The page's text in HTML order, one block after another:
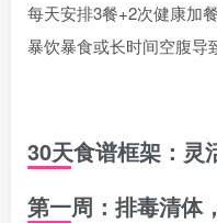
每天安排3餐+2次健康加
暴饮暴食或长时间空腹导
30天食谱框架：灵
第一周：排毒清体